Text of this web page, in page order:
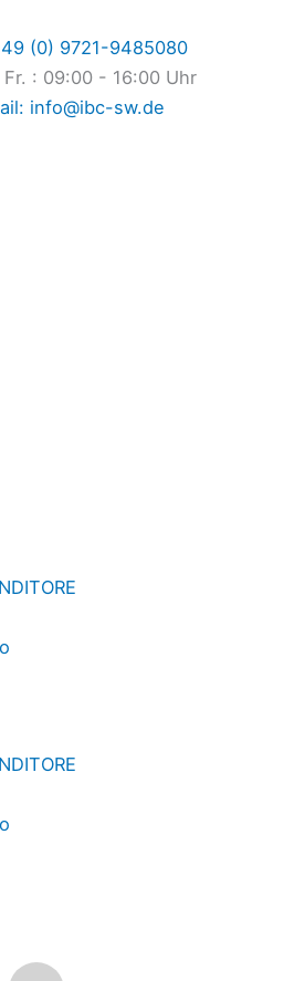
(0) 9721-9485080
: 09:00 - 16:00 Uhr
info@ibc-sw.de